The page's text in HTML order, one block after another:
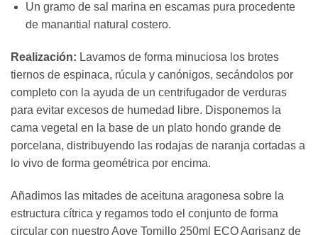
Un gramo de sal marina en escamas pura procedente
de manantial natural costero.
Realización: Lavamos de forma minuciosa los brotes
tiernos de espinaca, rúcula y canónigos, secándolos por
completo con la ayuda de un centrifugador de verduras
para evitar excesos de humedad libre. Disponemos la
cama vegetal en la base de un plato hondo grande de
porcelana, distribuyendo las rodajas de naranja cortadas a
lo vivo de forma geométrica por encima.
Añadimos las mitades de aceituna aragonesa sobre la
estructura cítrica y regamos todo el conjunto de forma
circular con nuestro Aove Tomillo 250ml ECO Agrisanz de